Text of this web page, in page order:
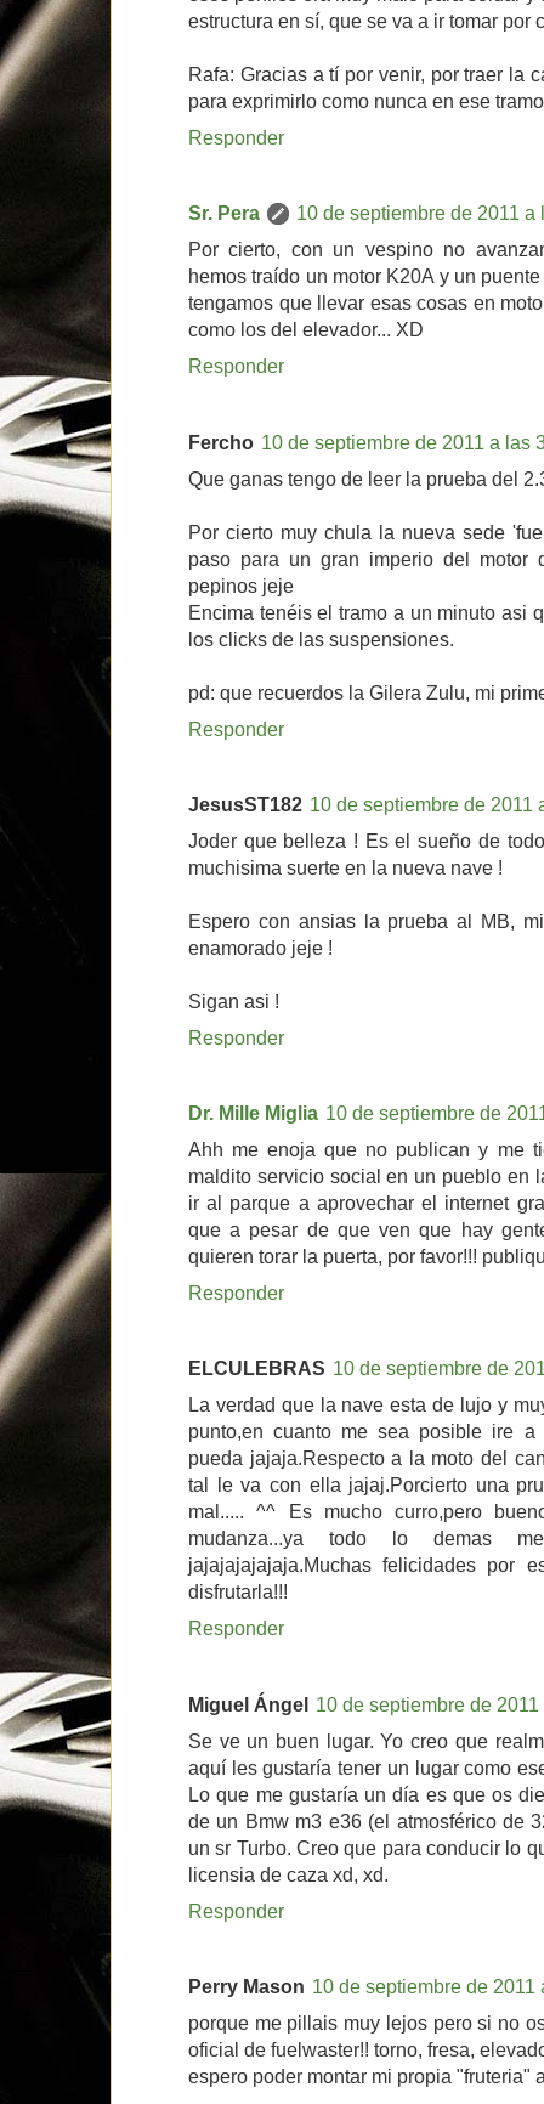
estructura en sí, que se va a ir tomar por
Rafa: Gracias a tí por venir, por traer la
para exprimirlo como nunca en ese
Responder
Sr. Pera
10 de septiembre de 2011 a
Por cierto, con un vespino no
hemos traído un motor K20A y un
tengamos que llevar esas cosas en
como los del elevador... XD
Responder
Fercho 10 de septiembre de 2011 a las
Que ganas tengo de leer la prueba del
Por cierto muy chula la nueva sede
paso para un gran imperio del motor
pepinos jeje
Encima tenéis el tramo a un minuto asi
los clicks de las suspensiones.
pd: que recuerdos la Gilera Zulu, mi
Responder
JesusST182 10 de septiembre de 2011
Joder que belleza ! Es el sueño de
muchisima suerte en la nueva nave !
Espero con ansias la prueba al MB,
enamorado jeje !
Sigan asi !
Responder
Dr. Mille Miglia 10 de septiembre de
Ahh me enoja que no publican y me
maldito servicio social en un pueblo en
ir al parque a aprovechar el internet
que a pesar de que ven que hay
quieren torar la puerta, por favor!!!
Responder
ELCULEBRAS 10 de septiembre de
La verdad que la nave esta de lujo y
punto,en cuanto me sea posible ire
pueda jajaja.Respecto a la moto del
tal le va con ella jajaj.Porcierto una
mal..... ^^ Es mucho curro,pero
mudanza...ya todo lo demas
jajajajajajaja.Muchas felicidades por
disfrutarla!!!
Responder
Miguel Ángel 10 de septiembre de
Se ve un buen lugar. Yo creo que
aquí les gustaría tener un lugar como
Lo que me gustaría un día es que os
de un Bmw m3 e36 (el atmosférico de
un sr Turbo. Creo que para conducir lo
licensia de caza xd, xd.
Responder
Perry Mason 10 de septiembre de 2011
porque me pillais muy lejos pero si no
oficial de fuelwaster!! torno, fresa,
espero poder montar mi propia "fruteria"